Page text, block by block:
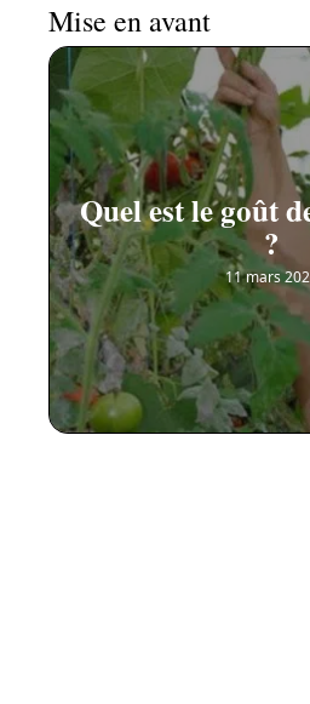
Mise en avant
Quel est le goût
?
11 mars